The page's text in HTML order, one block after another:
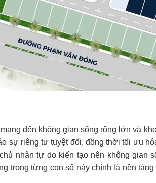
đến không gian sống rộng lớn và
sự riêng tư tuyệt đối, đồng thời tối ưu
nhân tự do kiến tạo nên không
trong từng con số này chính là nền